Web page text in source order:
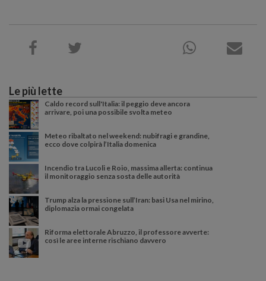
Le più lette
Caldo record sull'Italia: il peggio deve ancora
arrivare, poi una possibile svolta meteo
Meteo ribaltato nel weekend: nubifragi e grandine,
ecco dove colpirà l’Italia domenica
Incendio tra Lucoli e Roio, massima allerta: continua
il monitoraggio senza sosta delle autorità
Trump alza la pressione sull’Iran: basi Usa nel mirino,
diplomazia ormai congelata
Riforma elettorale Abruzzo, il professore avverte:
così le aree interne rischiano davvero